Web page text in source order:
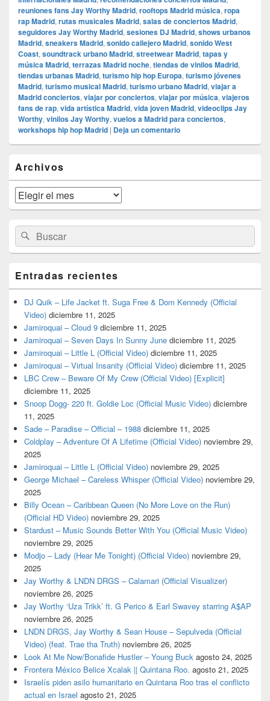
reuniones fans Jay Worthy Madrid, rooftops Madrid música, ropa
rap Madrid, rutas musicales Madrid, salas de conciertos Madrid,
seguidores Jay Worthy Madrid, sesiones DJ Madrid, shows urbanos
Madrid, sneakers Madrid, sonido callejero Madrid, sonido West
Coast, soundtrack urbano Madrid, streetwear Madrid, tapas y
música Madrid, terrazas Madrid noche, tiendas de vinilos Madrid,
tiendas urbanas Madrid, turismo hip hop Europa, turismo jóvenes
Madrid, turismo musical Madrid, turismo urbano Madrid, viajar a
Madrid conciertos, viajar por conciertos, viajar por música, viajeros
fans de rap, vida artística Madrid, vida joven Madrid, videoclips Jay
Worthy, vinilos Jay Worthy, vuelos a Madrid para conciertos,
workshops hip hop Madrid | Deja un comentario
área
de
widget
barra
lateral
primaria
Archivos
Archivos
Buscar
por:
Buscar
Entradas recientes
DJ Quik – Life Jacket ft. Suga Free & Dom Kennedy (Official
Video) diciembre 11, 2025
Jamiroquai – Cloud 9 diciembre 11, 2025
Jamiroquai – Seven Days In Sunny June diciembre 11, 2025
Jamiroquai – Little L (Official Video) diciembre 11, 2025
Jamiroquai – Virtual Insanity (Official Video) diciembre 11, 2025
LBC Crew – Beware Of My Crew (Official Video) [Explicit]
diciembre 11, 2025
Snoop Dogg- 220 ft. Goldie Loc (Official Music Video) diciembre
11, 2025
Sade – Paradise – Official – 1988 diciembre 11, 2025
Coldplay – Adventure Of A Lifetime (Official Video) noviembre 29,
2025
Jamiroquai – Little L (Official Video) noviembre 29, 2025
George Michael – Careless Whisper (Official Video) noviembre 29,
2025
Billy Ocean – Caribbean Queen (No More Love on the Run)
(Official HD Video) noviembre 29, 2025
Stardust – Music Sounds Better With You (Official Music Video)
noviembre 29, 2025
Modjo – Lady (Hear Me Tonight) (Official Video) noviembre 29,
2025
Jay Worthy & LNDN DRGS – Calamari (Official Visualizer)
noviembre 26, 2025
Jay Worthy ‘Uza Trikk’ ft. G Perico & Earl Swavey starring A$AP
noviembre 26, 2025
LNDN DRGS, Jay Worthy & Sean House – Sepulveda (Official
Video) (feat. Trae tha Truth) noviembre 26, 2025
Look At Me Now/Bonafide Hustler – Young Buck agosto 24, 2025
Frontera México Belice Xcalak || Quintana Roo. agosto 21, 2025
Israelís piden asilo humanitario en Quintana Roo tras el conflicto
actual en Israel agosto 21, 2025